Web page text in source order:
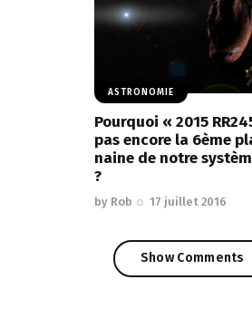
ASTRONOMIE
Pourquoi « 2015
pas encore la 6ème
naine de notre
?
by Rob 17 juillet 2016
Show Comments